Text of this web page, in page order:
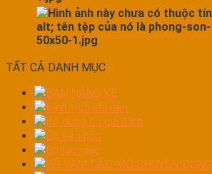
TẤT CẢ DANH MỤC
BÀN NÁNG XE
Bình tích khí nén
Bộ dụng cụ gia đình
Bộ kéo nắn
Bộ lục giác
BỘ VAM CẢO MỞ CHUYÊN DỤNG